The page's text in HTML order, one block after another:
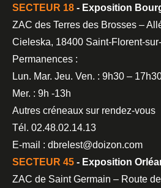
SECTEUR 18 - Exposition
ZAC des Terres des Brosses –
Cieleska, 18400 Saint-Florent-
Permanences :
Lun. Mar. Jeu. Ven. : 9h30 –
Mer. : 9h -13h
Autres créneaux sur rendez-vous
Tél. 02.48.02.14.13
E-mail : dbrelest@doizon.com
SECTEUR 45 - Exposition
ZAC de Saint Germain – Route